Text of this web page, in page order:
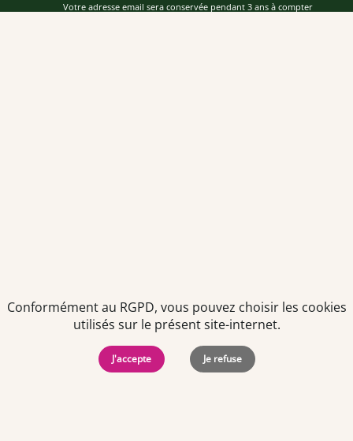
Votre adresse email sera conservée pendant 3 ans à compter
personnelles
réservés.
Conformément au RGPD, vous pouvez choisir les cookies
utilisés sur le présent site-internet.
J'accepte Je refuse